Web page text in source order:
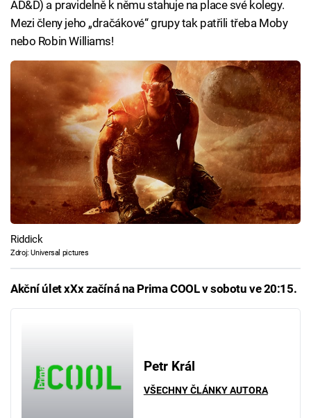
AD&D) a pravidelně k němu stahuje na place své kolegy.
Mezi členy jeho „dračákové“ grupy tak patřili třeba Moby
nebo Robin Williams!
Riddick
Zdroj: Universal pictures
Akční úlet xXx začíná na Prima COOL v sobotu ve 20:15.
Petr Král
VŠECHNY ČLÁNKY AUTORA